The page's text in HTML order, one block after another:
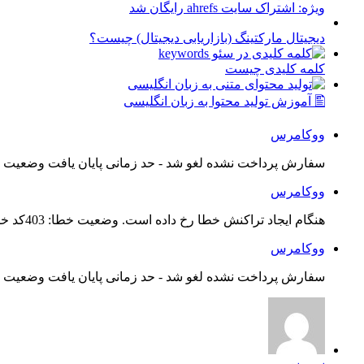
ویژه: اشتراک سایت ahrefs رایگان شد
دیجیتال مارکتینگ (بازاریابی دیجیتال) چیست؟
کلمه کلیدی چیست
🖺 آموزش تولید محتوا به زبان انگلیسی
ووکامرس
سفارش پرداخت نشده لغو شد - حد زمانی پایان یافت
ووکامرس
هنگام ایجاد تراکنش خطا رخ داده است. وضعیت خطا: 403کد خطا: 21...
ووکامرس
سفارش پرداخت نشده لغو شد - حد زمانی پایان یافت